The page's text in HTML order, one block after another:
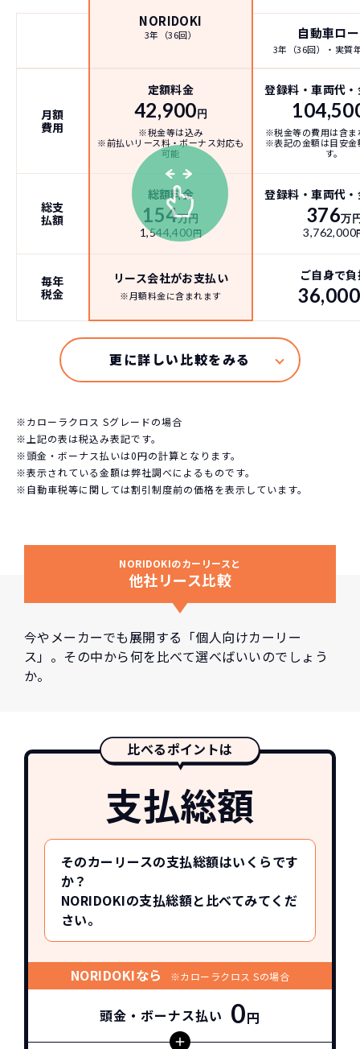
NORIDOKI
3年（36回） 自動車ロ
3年（36回）・実質
月額
費用
定額料金
42,900円
※税金等は込み
※前払いリース料・ボーナス対応も
可能
登録料・車両代
※税金等の費用は含ま
※表記の金額は目安金
す。
総支
払額
総額料金
154万円
1,544,400円
登録料・車両代
376万
3,762,000
毎年
税金
リース会社がお支払い
※月額料金に含まれます
ご自身で
36,000
※カローラクロス Sグレードの場合
※上記の表は税込み表記です。
※頭金・ボーナス払いは0円の計算となります。
※表示されている金額は弊社調べによるものです。
※自動車税等に関しては割引制度前の価格を表示しています。
NORIDOKIのカーリースと
他社リース比較
今やメーカーでも展開する「個人向けカーリー
ス」。その中から何を比べて選べばいいのでしょう
か。
比べるポイントは
支払総額
そのカーリースの支払総額はいくらです
か？
NORIDOKIの支払総額と比べてみてくだ
さい。
NORIDOKIなら ※カローラクロス Sの場合
頭金・ボーナス払い 0円